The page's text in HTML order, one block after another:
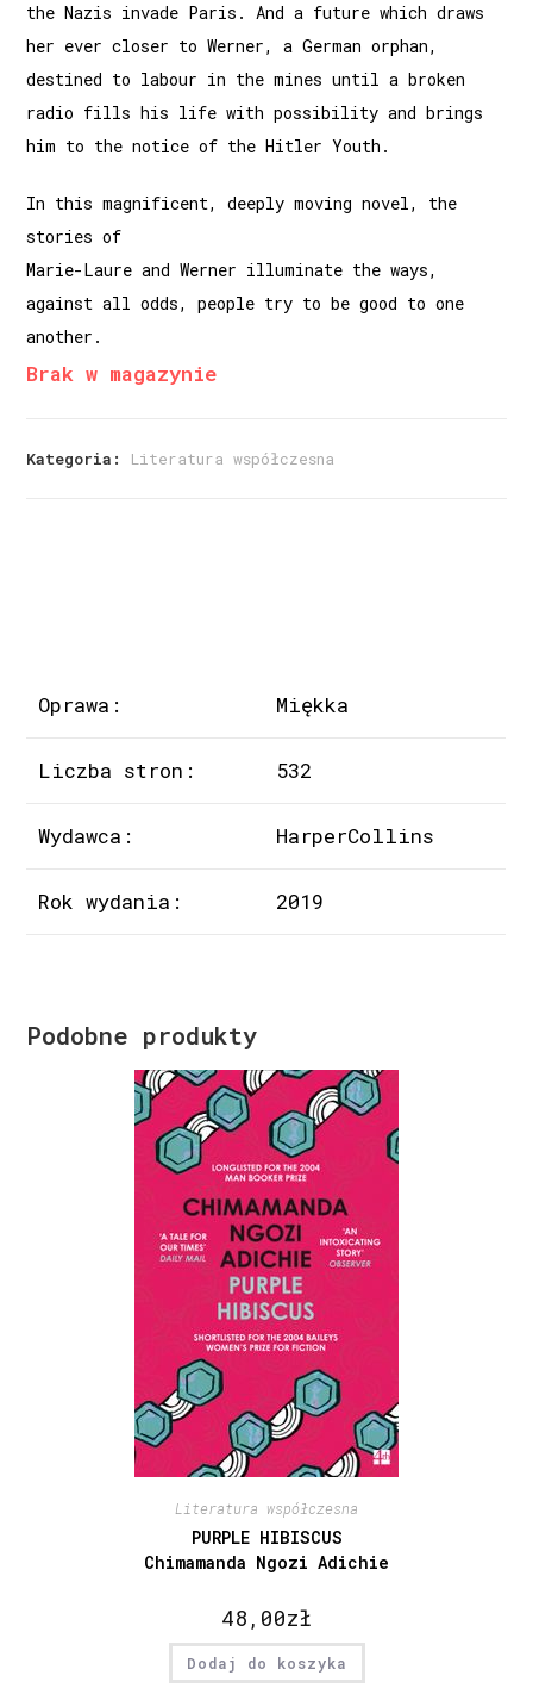
the Nazis invade Paris. And a future which draws
her ever closer to Werner, a German orphan,
destined to labour in the mines until a broken
radio fills his life with possibility and brings
him to the notice of the Hitler Youth.
In this magnificent, deeply moving novel, the
stories of
Marie-Laure and Werner illuminate the ways,
against all odds, people try to be good to one
another.
Brak w magazynie
Kategoria: Literatura współczesna
Oprawa: Miękka
Liczba stron: 532
Wydawca: HarperCollins
Rok wydania: 2019
Podobne produkty
Literatura współczesna
PURPLE HIBISCUS
Chimamanda Ngozi Adichie
48,00zł
Dodaj do koszyka